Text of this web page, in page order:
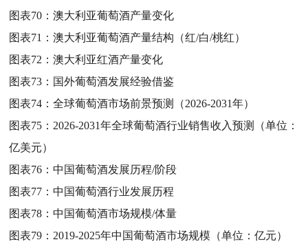
图表70：澳大利亚葡萄酒产量变化
图表71：澳大利亚葡萄酒产量结构（红/白/桃红）
图表72：澳大利亚红酒产量变化
图表73： 国外葡萄酒发展经验借鉴
图表74：全球葡萄酒市场前景预测（2026-2031年）
图表75： 2026-2031年全球葡萄酒行业销售收入预测（单位：
亿美元）
图表76：中国葡萄酒发展历程/阶段
图表77：中国葡萄酒行业发展历程
图表78：中国葡萄酒市场规模/体量
图表79： 2019-2025年中国葡萄酒市场规模（单位：亿元）